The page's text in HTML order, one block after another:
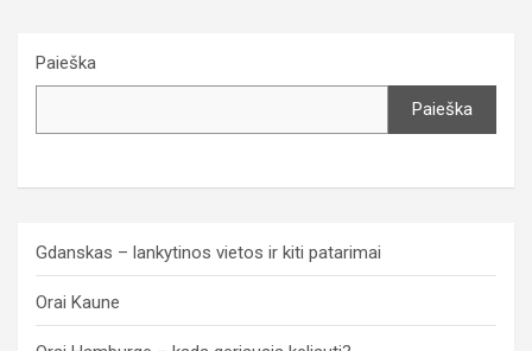
Paieška
Paieška
Gdanskas – lankytinos vietos ir kiti patarimai
Orai Kaune